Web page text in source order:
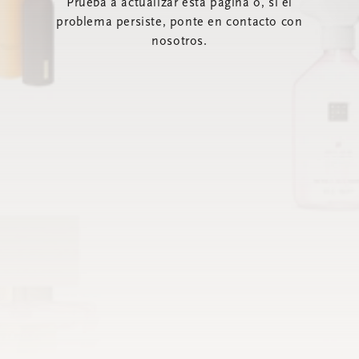
Prueba a actualizar esta página o, si el
problema persiste, ponte en contacto con
nosotros.